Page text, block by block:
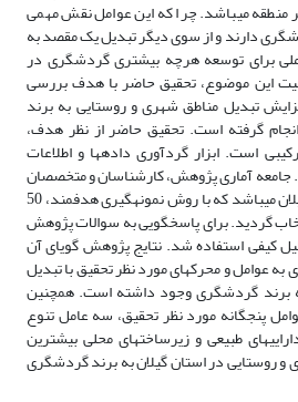
می­باشد. چرا که این عوامل نقش مهمی
دارند و از سوی دیگر تبدیل یک مقصد به
برای توسعه هرچه بیشتری گردشگری در
این موضوع، تحقیق حاضر با هدف بررسی
تبدیل مناطق شهری و روستایی به برند
گرفته است. تحقیق حاضر از نظر هدف،
است. ابزار گردآوری داده­ها و اطلاعات
آماری پژوهش، کارشناسان و متخصصان
حوزه گردشگری در استان گیلان می­باشد که با روش نمونه­گیری هدفمند، 50
گردید. برای پاسخگویی به سوالات پژوهش
کیفی استفاده شد. نتایج پژوهش گویای آن
به عوامل و محرک­های مورد نظر تحقیق با تبدیل
برند گردشگری وجود داشته است. همچنین
پنجگانه مورد نظر تحقیق، سه عامل تنوع
طبیعی و زیرساخت­های محلی بیشترین
و روستایی در استان گیلان به برند گردشگری